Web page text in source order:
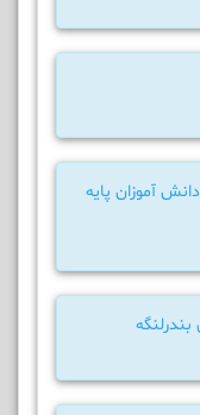
آموزان پایه